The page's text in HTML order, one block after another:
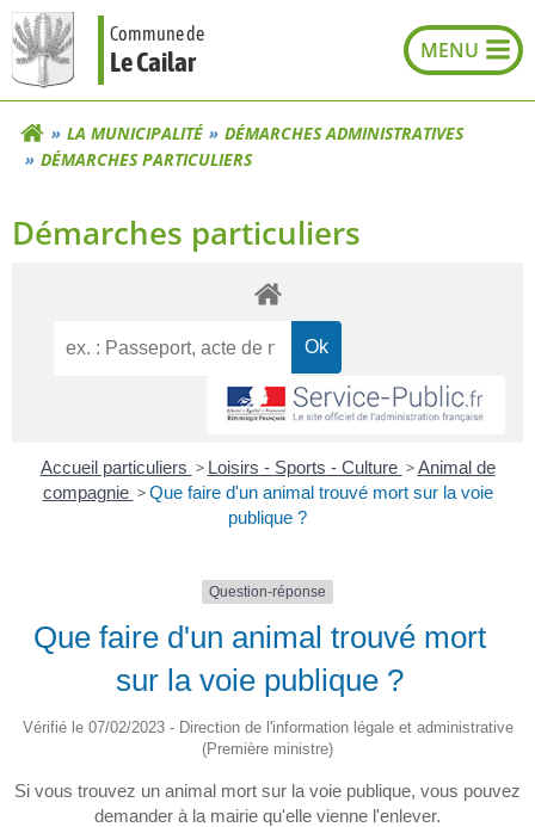
Aller
au
contenu
Commune de
Le Cailar
LA MUNICIPALITÉ
DÉMARCHES ADMINISTRATIVES
DÉMARCHES PARTICULIERS
Démarches particuliers
Accueil particuliers > Loisirs - Sports - Culture > Animal de
compagnie > Que faire d'un animal trouvé mort sur la voie
publique ?
Question-réponse
Que faire d'un animal trouvé mort
sur la voie publique ?
Vérifié le 07/02/2023 - Direction de l'information légale et administrative
(Première ministre)
Si vous trouvez un animal mort sur la voie publique, vous pouvez
demander à la mairie qu'elle vienne l'enlever.